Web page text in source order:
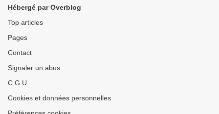
Hébergé par Overblog
Top articles
Pages
Contact
Signaler un abus
C.G.U.
Cookies et données personnelles